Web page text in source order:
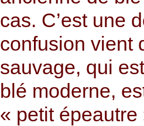
cas. C’est une
confusion vient
sauvage, qui
blé moderne,
« petit épeautre